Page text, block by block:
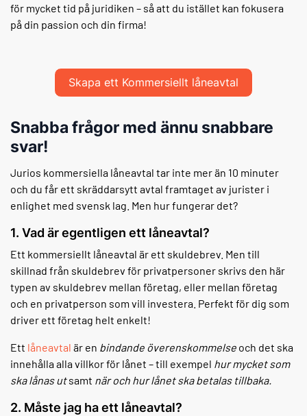
för mycket tid på juridiken – så att du istället kan fokusera
på din passion och din firma!
Skapa ett Kommersiellt låneavtal
Snabba frågor med ännu snabbare
svar!
Jurios kommersiella låneavtal tar inte mer än 10 minuter
och du får ett skräddarsytt avtal framtaget av jurister i
enlighet med svensk lag. Men hur fungerar det?
1. Vad är egentligen ett låneavtal?
Ett kommersiellt låneavtal är ett skuldebrev. Men till
skillnad från skuldebrev för privatpersoner skrivs den här
typen av skuldebrev mellan företag, eller mellan företag
och en privatperson som vill investera. Perfekt för dig som
driver ett företag helt enkelt!
Ett låneavtal är en bindande överenskommelse och det ska
innehålla alla villkor för lånet – till exempel hur mycket som
ska lånas utsamt när och hur lånet ska betalas tillbaka.
2. Måste jag ha ett låneavtal?